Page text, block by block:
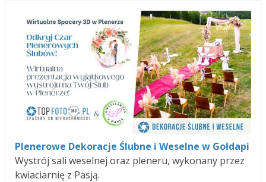
Plenerowe Dekoracje Ślubne i Weselne w Gołdapi
Wystrój sali weselnej oraz pleneru, wykonany przez
kwiaciarnię z Pasją.